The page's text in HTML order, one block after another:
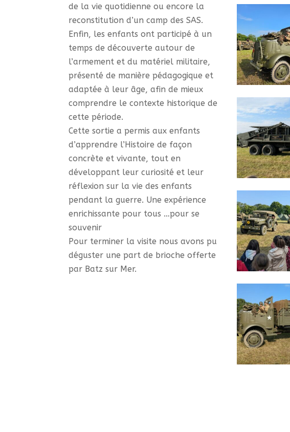
de la vie quotidienne ou encore la
reconstitution d’un camp des SAS.
Enfin, les enfants ont participé à un
temps de découverte autour de
l’armement et du matériel militaire,
présenté de manière pédagogique et
adaptée à leur âge, afin de mieux
comprendre le contexte historique de
cette période.
Cette sortie a permis aux enfants
d’apprendre l’Histoire de façon
concrète et vivante, tout en
développant leur curiosité et leur
réflexion sur la vie des enfants
pendant la guerre. Une expérience
enrichissante pour tous …pour se
souvenir
Pour terminer la visite nous avons pu
déguster une part de brioche offerte
par Batz sur Mer.